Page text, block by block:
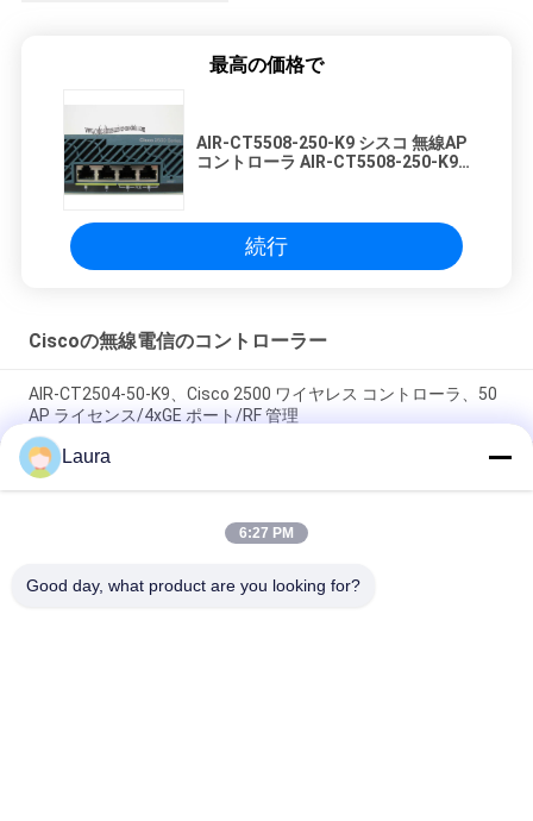
最高の価格で
AIR-CT5508-250-K9 シスコ 無線AP
コントローラ AIR-CT5508-250-K9
続行
Ciscoの無線電信のコントローラー
AIR-CT2504-50-K9、Cisco 2500 ワイヤレス コントローラ、50
AP ライセンス/4xGE ポート/RF 管理
Cisco C9800-L-F-K9 WLAN コントローラ Catalyst 9800-L 光フ
ァイバ アップリンク ワイヤレス コントローラ
華為技術AirEngine5761-11WDの屋内11ax部屋のタイプ2を+ 2
Laura
6:27 PM
Good day, what product are you looking for?